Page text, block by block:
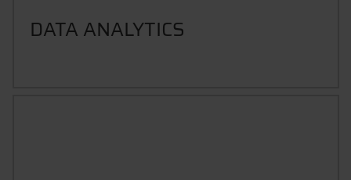
DATA ANALYTICS